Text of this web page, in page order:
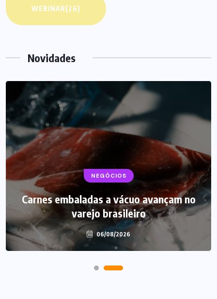
WEBINAR(26)
Novidades
NEGÓCIOS
Carnes embaladas a vácuo avançam no
varejo brasileiro
06/08/2026
BEBIDAS LANÇAMENTOS
Starbucks aposta em leite proteico no
Brasil
06/08/2026